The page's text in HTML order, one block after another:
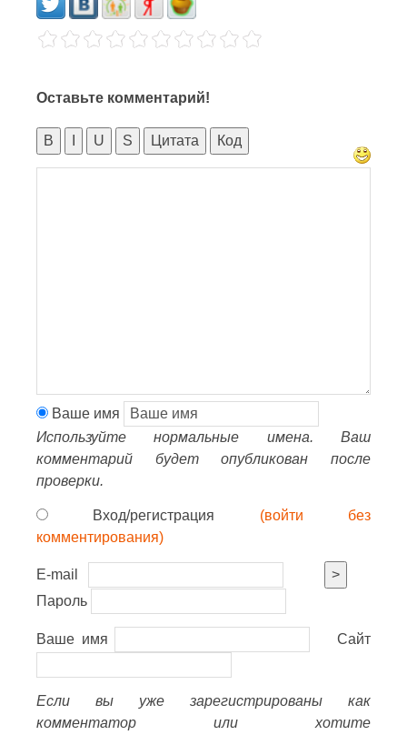
Оставьте комментарий!
B U S Цитата Код
Ваше имя
Используйте нормальные имена. Ваш
комментарий будет опубликован после
проверки.
Вход/регистрация (войти без
комментирования)
E-mail
>
Пароль
Ваше имя Сайт
Если вы уже зарегистрированы как
комментатор или хотите